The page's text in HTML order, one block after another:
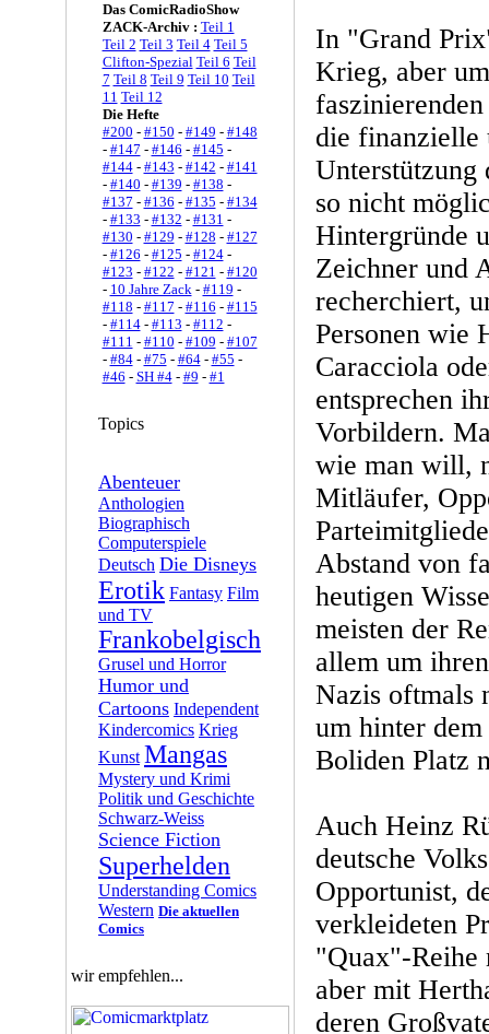
Das ComicRadioShow
ZACK-Archiv : Teil 1
Teil 2 Teil 3 Teil 4 Teil 5
Clifton-Spezial Teil 6 Teil
7 Teil 8 Teil 9 Teil 10 Teil
11 Teil 12
Die Hefte
#200 - #150 - #149 - #148
- #147 - #146 - #145 -
#144- #143 - #142 - #141
- #140 - #139 - #138 -
#137 - #136 - #135 - #134
- #133 - #132 - #131 -
#130 - #129 - #128 - #127
- #126 - #125 - #124-
#123 - #122 - #121 - #120
- 10 Jahre Zack- #119 -
#118 - #117 - #116 - #115
- #114- #113 - #112 -
#111 - #110 - #109 - #107
- #84- #75 - #64- #55 -
#46 - SH #4- #9 - #1
Topics
Abenteuer
Anthologien
Biographisch
Computerspiele
Deutsch Die Disneys
Erotik Fantasy Film
und TV
Frankobelgisch
Grusel und Horror
Humor und
Cartoons Independent
Kindercomics Krieg
Kunst Mangas
Mystery und Krimi
Politik und Geschichte
Schwarz-Weiss
Science Fiction
Superhelden
Understanding Comics
Western Die aktuellen
Comics
wir empfehlen...
In "Grand
Krieg, aber
die finanzielle
Unterstützung
so nicht
Hintergründe
Zeichner und
recherchiert,
Personen wie
Caracciola
entsprechen
Vorbildern.
wie man will,
Mitläufer,
Abstand von
heutigen
meisten der
allem um
Nazis oftmals
um hinter dem
Boliden Platz
Auch Heinz
deutsche
Opportunist,
verkleideten
"Quax"-Reihe
aber mit
deren